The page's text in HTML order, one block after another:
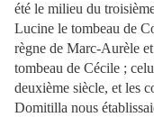
été le milieu du
Lucine le tombeau de
règne de Marc-Aurèle
tombeau de Cécile ;
deuxième siècle, et les
Domitilla nous